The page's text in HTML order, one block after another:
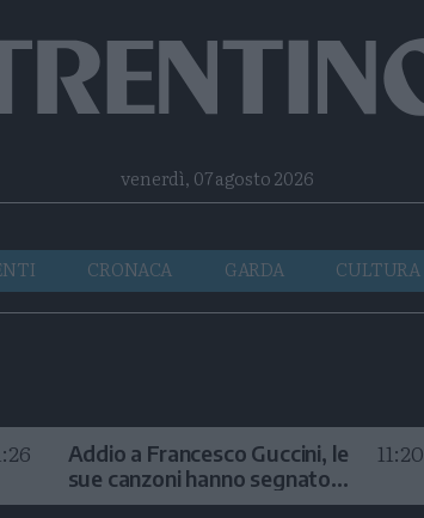
Telegram
RSSvenerdì, 07 agosto 2026
CRONACA GARDA CULTURA
Addio a Francesco Guccini, le
sue canzoni hanno segnato
la storia
11:20